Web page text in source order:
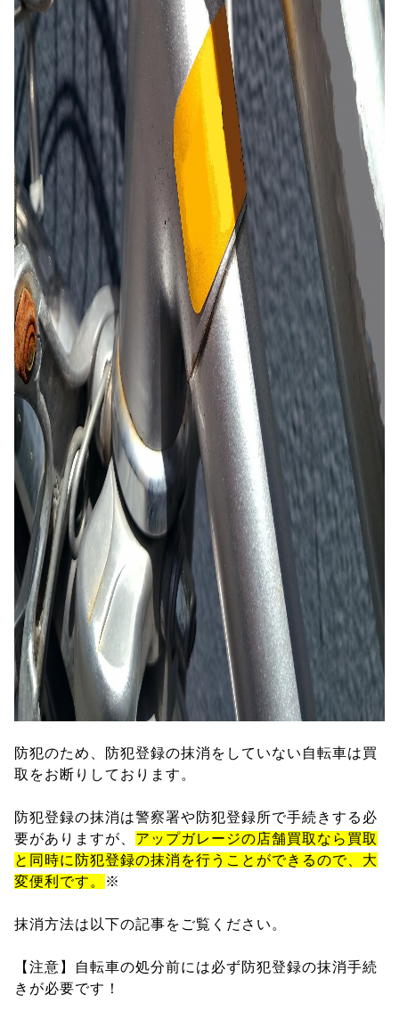
防犯のため、防犯登録の抹消をしていない自転車は買
取をお断りしております。
防犯登録の抹消は警察署や防犯登録所で手続きする必
要がありますが、 アップガレージの店舗買取なら買取
と同時に防犯登録の抹消を行うことができるので、大
変便利です。
※
抹消方法は以下の記事をご覧ください。
【注意】自転車の処分前には必ず防犯登録の抹消手続
きが必要です！